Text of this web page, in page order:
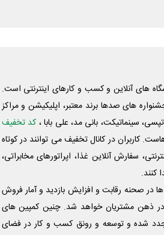
های آنلاین و کسب و‌ کارهای اینترنتی است.
های صدها برند معتبر، اپلیکیشن و مراکز
سینماتیکت، بانی مد، علی‌ بابا ، کد تخفیف
کاربران در کانال تخفیف می توانند در کوتاه
سفارش آنلاین غذا، اپراتورهای مخابراتی،
کنند.
در صحنه رقابت و افزایش بازدید و آمار فروش
ذهن مشتریان خواهد شد. چنین کمپین های
شده و توسعه و رونق کسب و کار در فضای